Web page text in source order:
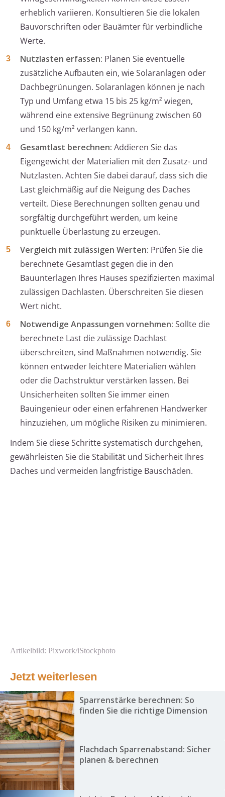
erheblich variieren. Konsultieren Sie die lokalen
Bauvorschriften oder Bauämter für verbindliche
Werte.
Nutzlasten erfassen: Planen Sie eventuelle
zusätzliche Aufbauten ein, wie Solaranlagen oder
Dachbegrünungen. Solaranlagen können je nach
Typ und Umfang etwa 15 bis 25 kg/m² wiegen,
während eine extensive Begrünung zwischen 60
und 150 kg/m² verlangen kann.
Gesamtlast berechnen: Addieren Sie das
Eigengewicht der Materialien mit den Zusatz- und
Nutzlasten. Achten Sie dabei darauf, dass sich die
Last gleichmäßig auf die Neigung des Daches
verteilt. Diese Berechnungen sollten genau und
sorgfältig durchgeführt werden, um keine
punktuelle Überlastung zu erzeugen.
Vergleich mit zulässigen Werten: Prüfen Sie die
berechnete Gesamtlast gegen die in den
Bauunterlagen Ihres Hauses spezifizierten maximal
zulässigen Dachlasten. Überschreiten Sie diesen
Wert nicht.
Notwendige Anpassungen vornehmen: Sollte die
berechnete Last die zulässige Dachlast
überschreiten, sind Maßnahmen notwendig. Sie
können entweder leichtere Materialien wählen
oder die Dachstruktur verstärken lassen. Bei
Unsicherheiten sollten Sie immer einen
Bauingenieur oder einen erfahrenen Handwerker
hinzuziehen, um mögliche Risiken zu minimieren.
Indem Sie diese Schritte systematisch durchgehen,
gewährleisten Sie die Stabilität und Sicherheit Ihres
Daches und vermeiden langfristige Bauschäden.
Artikelbild: Pixwork/iStockphoto
Jetzt weiterlesen
Sparrenstärke berechnen: So
finden Sie die richtige Dimension
Flachdach Sparrenabstand: Sicher
planen & berechnen